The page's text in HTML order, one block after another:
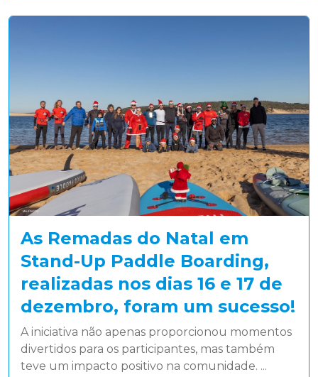
As Remadas do Natal em
Stand-Up Paddle Boarding,
realizadas nos dias 16 e 17 de
dezembro, foram um sucesso!
A iniciativa não apenas proporcionou momentos
divertidos para os participantes, mas também
teve um impacto positivo na comunidade. ...